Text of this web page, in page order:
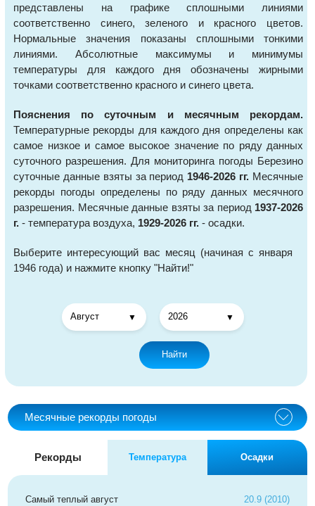
представлены на графике сплошными линиями
соответственно синего, зеленого и красного цветов.
Нормальные значения показаны сплошными тонкими
линиями. Абсолютные максимумы и минимумы
температуры для каждого дня обозначены жирными
точками соответственно красного и синего цвета.
Пояснения по суточным и месячным рекордам.
Температурные рекорды для каждого дня определены как
самое низкое и самое высокое значение по ряду данных
суточного разрешения. Для мониторинга погоды Березино
суточные данные взяты за период 1946-2026 гг. Месячные
рекорды погоды определены по ряду данных месячного
разрешения. Месячные данные взяты за период 1937-2026
г. - температура воздуха, 1929-2026 гг. - осадки.
Выберите интересующий вас месяц (начиная с января
1946 года) и нажмите кнопку "Найти!"
Найти
Месячные рекорды погоды
Рекорды Температура Осадки
Самый теплый август
20.9 (2010)